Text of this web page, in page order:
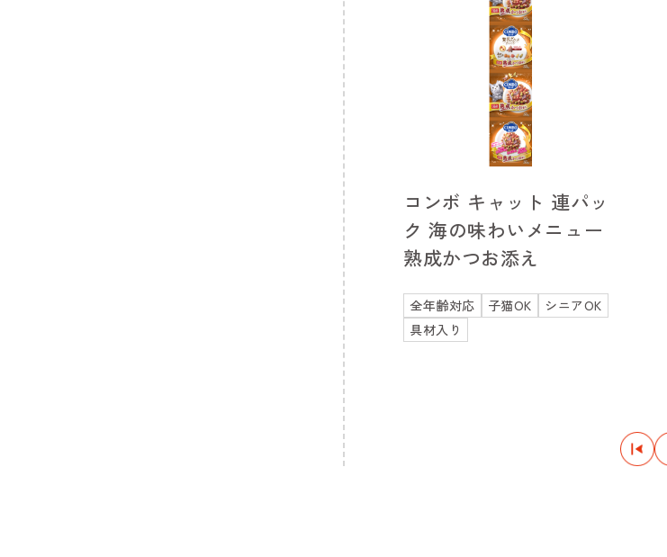
コンボ キャット 連パッ
ク 海の味わいメニュー
熟成かつお添え
全年齢対応 子猫OK
シニアOK
具材入り